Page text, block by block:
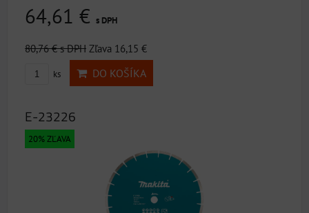
64,61 € s DPH
80,76 €s DPH Zľava 16,15 €
ks DO KOŠÍKA
E-23226
20% ZĽAVA